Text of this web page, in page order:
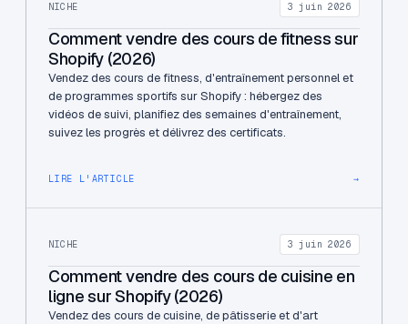
NICHE 3 juin 2026
Comment vendre des cours de fitness sur
Shopify (2026)
Vendez des cours de fitness, d'entraînement personnel et
de programmes sportifs sur Shopify : hébergez des
vidéos de suivi, planifiez des semaines d'entraînement,
suivez les progrès et délivrez des certificats.
LIRE L'ARTICLE →
NICHE 3 juin 2026
Comment vendre des cours de cuisine en
ligne sur Shopify (2026)
Vendez des cours de cuisine, de pâtisserie et d'art